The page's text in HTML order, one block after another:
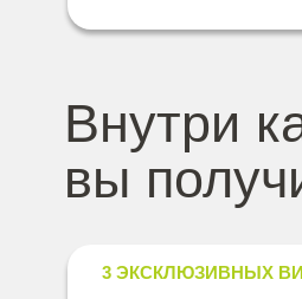
Внутри
вы
3 ЭКСКЛЮЗИВНЫХ